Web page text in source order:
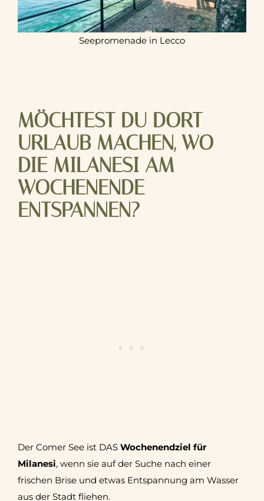
Seepromenade in Lecco
MÖCHTEST DU DORT
URLAUB MACHEN, WO
DIE MILANESI AM
WOCHENENDE
ENTSPANNEN?
Der Comer See ist DAS Wochenendziel für
Milanesi, wenn sie auf der Suche nach einer
frischen Brise und etwas Entspannung am Wasser
aus der Stadt fliehen.